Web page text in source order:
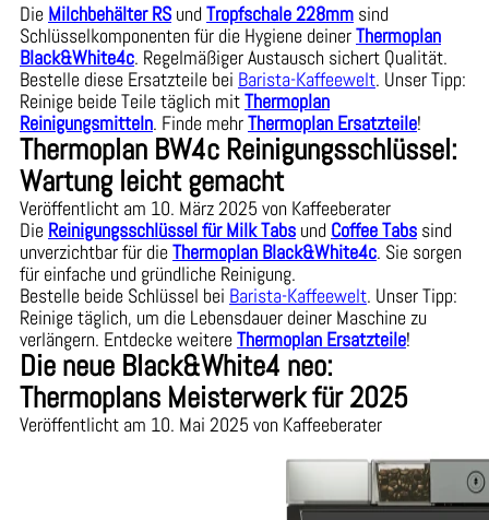
Die Milchbehälter RS undTropfschale 228mm sind
Schlüsselkomponenten für die Hygiene deinerThermoplan
Black&White4c. Regelmäßiger Austausch sichert Qualität.
Bestelle diese Ersatzteile bei Barista-Kaffeewelt. Unser Tipp:
Reinige beide Teile täglich mitThermoplan
Reinigungsmitteln. Finde mehrThermoplan Ersatzteile!
Thermoplan BW4c Reinigungsschlüssel:
Wartung leicht gemacht
Veröffentlicht am 10. März 2025 von Kaffeeberater
Die Reinigungsschlüssel für Milk Tabs und Coffee Tabs sind
unverzichtbar für dieThermoplan Black&White4c. Sie sorgen
für einfache und gründliche Reinigung.
Bestelle beide Schlüssel bei Barista-Kaffeewelt. Unser Tipp:
Reinige täglich, um die Lebensdauer deiner Maschine zu
verlängern. Entdecke weitereThermoplan Ersatzteile!
Die neue Black&White4 neo:
Thermoplans Meisterwerk für 2025
Veröffentlicht am 10. Mai 2025 von Kaffeeberater